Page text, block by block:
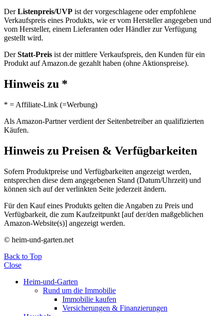
DerListenpreis/UVP ist der vorgeschlagene oder empfohlene
Verkaufspreis eines Produkts, wie er vom Hersteller angegeben und
vom Hersteller, einem Lieferanten oder Händler zur Verfügung
gestellt wird.
DerStatt-Preis ist der mittlere Verkaufspreis, den Kunden für ein
Produkt auf Amazon.de gezahlt haben (ohne Aktionspreise).
Hinweis zu *
* = Affiliate-Link (=Werbung)
Als Amazon-Partner verdient der Seitenbetreiber an qualifizierten
Käufen.
Hinweis zu Preisen & Verfügbarkeiten
Sofern Produktpreise und Verfügbarkeiten angezeigt werden,
entsprechen diese dem angegebenen Stand (Datum/Uhrzeit) und
können sich auf der verlinkten Seite jederzeit ändern.
Für den Kauf eines Produkts gelten die Angaben zu Preis und
Verfügbarkeit, die zum Kaufzeitpunkt [auf der/den maßgeblichen
Amazon-Website(s)] angezeigt werden.
© heim-und-garten.net
Back to Top
Close
Heim-und-Garten
Rund um die Immobilie
Immobilie kaufen
Versicherungen & Finanzierungen